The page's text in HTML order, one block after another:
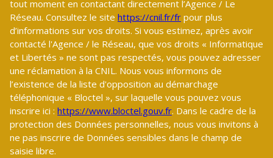
tout moment en contactant directement l’Agence / Le
Réseau. Consultez le site https://cnil.fr/fr pour plus
d’informations sur vos droits. Si vous estimez, après avoir
contacté l'Agence / le Réseau, que vos droits « Informatique
et Libertés » ne sont pas respectés, vous pouvez adresser
une réclamation à la CNIL. Nous vous informons de
l’existence de la liste d'opposition au démarchage
téléphonique « Bloctel », sur laquelle vous pouvez vous
inscrire ici : https://www.bloctel.gouv.fr. Dans le cadre de la
protection des Données personnelles, nous vous invitons à
ne pas inscrire de Données sensibles dans le champ de
saisie libre.